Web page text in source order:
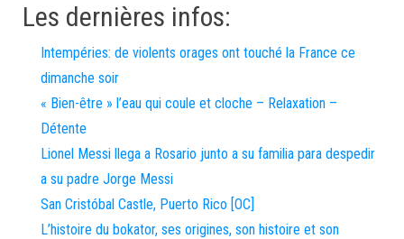
Les dernières infos:
Intempéries: de violents orages ont touché la France ce
dimanche soir
« Bien-être » l’eau qui coule et cloche – Relaxation –
Détente
Lionel Messi llega a Rosario junto a su familia para despedir
a su padre Jorge Messi
San Cristóbal Castle, Puerto Rico [OC]
L’histoire du bokator, ses origines, son histoire et son